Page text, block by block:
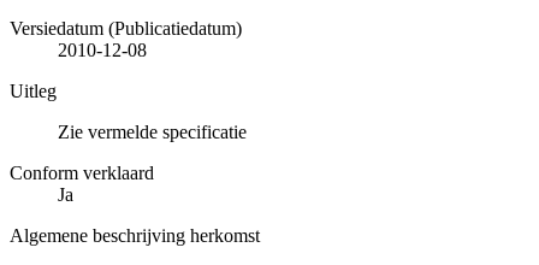
Versiedatum (Publicatiedatum)
2010-12-08
Uitleg
Zie vermelde specificatie
Conform verklaard
Ja
Algemene beschrijving herkomst